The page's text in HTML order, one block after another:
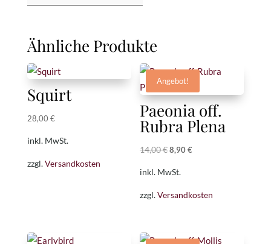
Ähnliche Produkte
Squirt
28,00 €
inkl. MwSt.
zzgl.Versandkosten
Angebot!
Paeonia off.
Rubra Plena
14,00€Ursprünglicher
14,00 €
8,90€Aktueller
8,90 €.
inkl. MwSt.
zzgl.Versandkosten